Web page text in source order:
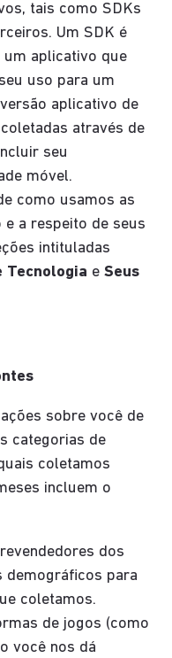
tais como SDKs
Um SDK é
aplicativo que
uso para um
aplicativo de
através de
seu
móvel.
como usamos as
e a respeito de seus
intituladas
Tecnologia eSeus
sobre você de
categorias de
coletamos
incluem o
dos
demográficos para
coletamos.
de jogos (como
você nos dá